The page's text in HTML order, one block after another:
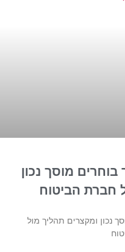
מוסך נכון
חברת הביטוח
נכון ומקצרים תהליך מול